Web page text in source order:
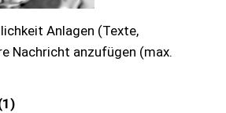
Anlagen (Texte,
Nachricht anzufügen (max.